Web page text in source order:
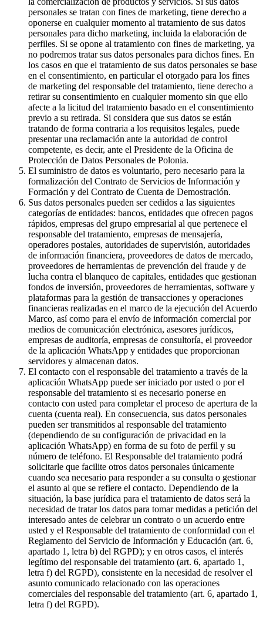
personales se tratan con fines de marketing, tiene derecho a
oponerse en cualquier momento al tratamiento de sus datos
personales para dicho marketing, incluida la elaboración de
perfiles. Si se opone al tratamiento con fines de marketing, ya
no podremos tratar sus datos personales para dichos fines. En
los casos en que el tratamiento de sus datos personales se base
en el consentimiento, en particular el otorgado para los fines
de marketing del responsable del tratamiento, tiene derecho a
retirar su consentimiento en cualquier momento sin que ello
afecte a la licitud del tratamiento basado en el consentimiento
previo a su retirada. Si considera que sus datos se están
tratando de forma contraria a los requisitos legales, puede
presentar una reclamación ante la autoridad de control
competente, es decir, ante el Presidente de la Oficina de
Protección de Datos Personales de Polonia.
El suministro de datos es voluntario, pero necesario para la
formalización del Contrato de Servicios de Información y
Formación y del Contrato de Cuenta de Demostración.
Sus datos personales pueden ser cedidos a las siguientes
categorías de entidades: bancos, entidades que ofrecen pagos
rápidos, empresas del grupo empresarial al que pertenece el
responsable del tratamiento, empresas de mensajería,
operadores postales, autoridades de supervisión, autoridades
de información financiera, proveedores de datos de mercado,
proveedores de herramientas de prevención del fraude y de
lucha contra el blanqueo de capitales, entidades que gestionan
fondos de inversión, proveedores de herramientas, software y
plataformas para la gestión de transacciones y operaciones
financieras realizadas en el marco de la ejecución del Acuerdo
Marco, así como para el envío de información comercial por
medios de comunicación electrónica, asesores jurídicos,
empresas de auditoría, empresas de consultoría, el proveedor
de la aplicación WhatsApp y entidades que proporcionan
servidores y almacenan datos.
El contacto con el responsable del tratamiento a través de la
aplicación WhatsApp puede ser iniciado por usted o por el
responsable del tratamiento si es necesario ponerse en
contacto con usted para completar el proceso de apertura de la
cuenta (cuenta real). En consecuencia, sus datos personales
pueden ser transmitidos al responsable del tratamiento
(dependiendo de su configuración de privacidad en la
aplicación WhatsApp) en forma de su foto de perfil y su
número de teléfono. El Responsable del tratamiento podrá
solicitarle que facilite otros datos personales únicamente
cuando sea necesario para responder a su consulta o gestionar
el asunto al que se refiere el contacto. Dependiendo de la
situación, la base jurídica para el tratamiento de datos será la
necesidad de tratar los datos para tomar medidas a petición del
interesado antes de celebrar un contrato o un acuerdo entre
usted y el Responsable del tratamiento de conformidad con el
Reglamento del Servicio de Información y Educación (art. 6,
apartado 1, letra b) del RGPD); y en otros casos, el interés
legítimo del responsable del tratamiento (art. 6, apartado 1,
letra f) del RGPD), consistente en la necesidad de resolver el
asunto comunicado relacionado con las operaciones
comerciales del responsable del tratamiento (art. 6, apartado 1,
letra f) del RGPD).